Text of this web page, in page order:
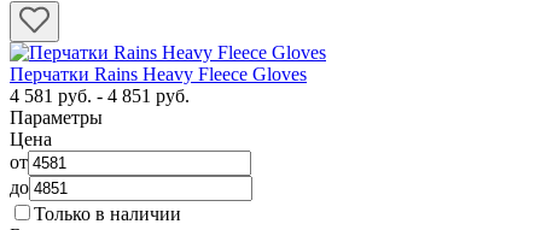
Перчатки Rains Heavy Fleece Gloves
4 581 руб. - 4 851 руб.
Параметры
Цена
от
до
Только в наличии